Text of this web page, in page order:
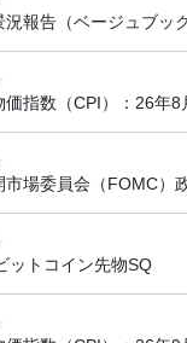
報告（ベージュブック
価指数（CPI）：26年8
市場委員会（FOMC）
ットコイン先物SQ